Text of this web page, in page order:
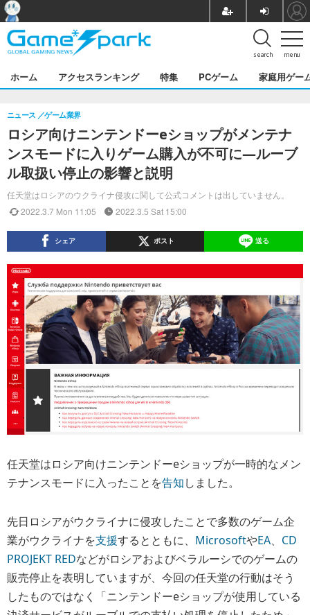
menu
search
ホーム アクセスランキング 特集 PCゲーム 家庭用ゲー
ロシア向けニンテンドーeショップがメンテナ
ンスモードに入りゲーム購入が不可に―ルーブ
ル取扱い停止の影響と説明
任天堂はロシアのウクライナ侵攻に関して公式コメントは出していません。
ニュース ゲーム業界
2022.3.7 Mon 11:05 2022.3.5 Sat 15:00
シェア ポスト 送る
任天堂はロシア向けニンテンドーeショップが一時的なメン
テナンスモードに入ったことを告知しました。
先日ロシアがウクライナに侵攻したことで多数のゲーム企
業がウクライナを支援するとともに、 MicrosoftやEA、 CD
PROJEKT REDなどがロシアおよびベラルーシでのゲームの
販売停止を表明していますが、今回の任天堂の行動はそう
したものではなく「ニンテンドーeショップが使用している